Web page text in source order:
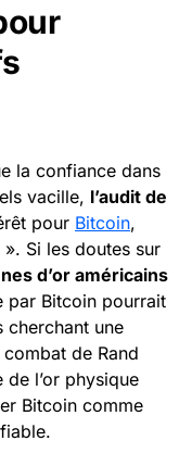
la confiance dans
vacille, l’audit de
pour Bitcoin,
». Si les doutes sur
d’or américains
par Bitcoin pourrait
cherchant une
de Rand
l’or physique
Bitcoin comme